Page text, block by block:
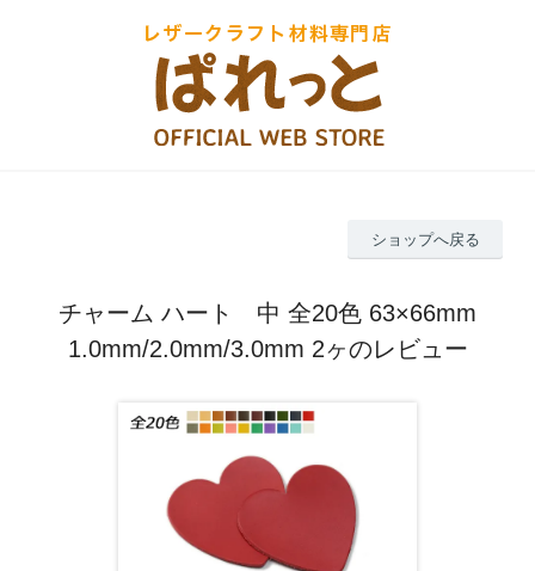
ショップへ戻る
チャーム ハート 中 全20色 63×66mm
1.0mm/2.0mm/3.0mm 2ヶのレビュー